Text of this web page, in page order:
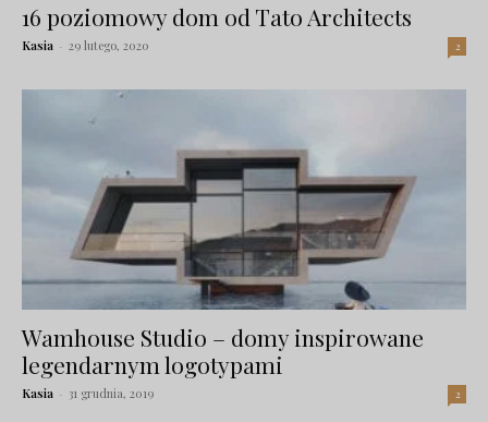
16 poziomowy dom od Tato Architects
Kasia - 29 lutego, 2020 2
Wamhouse Studio – domy inspirowane
legendarnym logotypami
Kasia - 31 grudnia, 2019 2